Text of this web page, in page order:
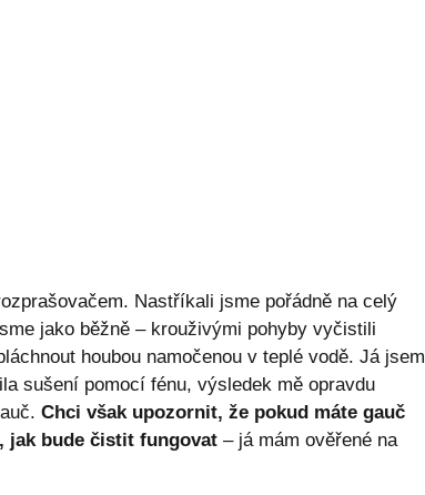
Nastříkali jsme pořádně na celý
jako běžně – krouživými pohyby vyčistili
houbou namočenou v teplé vodě. Já jsem
sušení pomocí fénu, výsledek mě opravdu
Chci však upozornit, že pokud máte gauč
jak bude čistit fungovat– já mám ověřené na